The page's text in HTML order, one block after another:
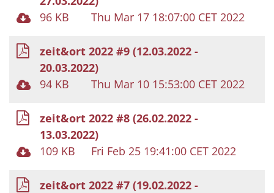
96 KB
Thu Mar 17 18:07:00 CET 2022
zeit&ort 2022 #9 (12.03.2022 -
20.03.2022)
94 KB
Thu Mar 10 15:53:00 CET 2022
zeit&ort 2022 #8 (26.02.2022 -
13.03.2022)
109 KB
Fri Feb 25 19:41:00 CET 2022
zeit&ort 2022 #7 (19.02.2022 -